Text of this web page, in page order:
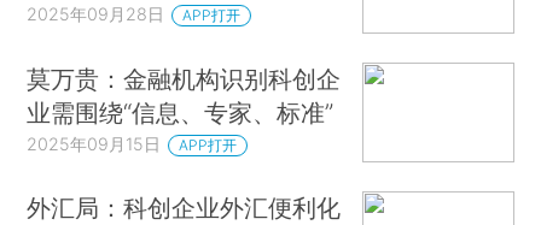
2025年09月28日 APP打开
莫万贵：金融机构识别科创企
业需围绕“信息、专家、标准”
2025年09月15日 APP打开
外汇局：科创企业外汇便利化